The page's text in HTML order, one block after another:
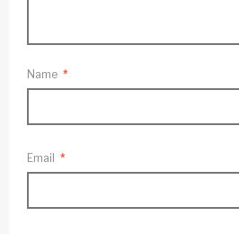
Name *
Email *